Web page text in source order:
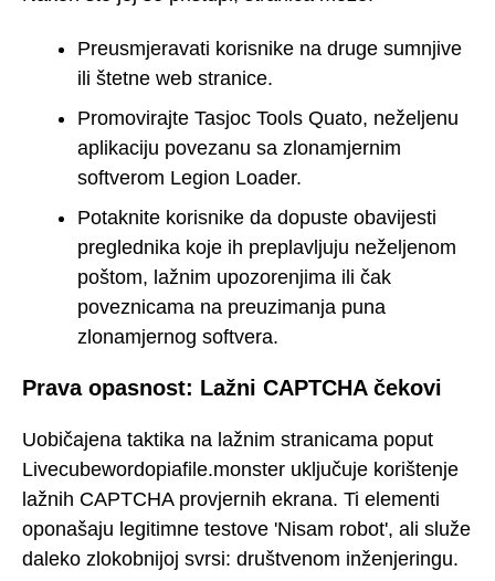
Preusmjeravati korisnike na druge sumnjive
ili štetne web stranice.
Promovirajte Tasjoc Tools Quato, neželjenu
aplikaciju povezanu sa zlonamjernim
softverom Legion Loader.
Potaknite korisnike da dopuste obavijesti
preglednika koje ih preplavljuju neželjenom
poštom, lažnim upozorenjima ili čak
poveznicama na preuzimanja puna
zlonamjernog softvera.
Prava opasnost: Lažni CAPTCHA čekovi
Uobičajena taktika na lažnim stranicama poput
Livecubewordopiafile.monster uključuje korištenje
lažnih CAPTCHA provjernih ekrana. Ti elementi
oponašaju legitimne testove 'Nisam robot', ali služe
daleko zlokobnijoj svrsi: društvenom inženjeringu.